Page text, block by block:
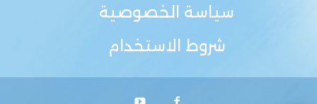
سياسة الخصوصية
شروط الاستخدام